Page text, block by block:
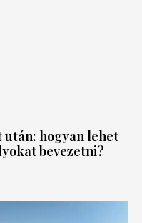
után: hogyan lehet
bevezetni?